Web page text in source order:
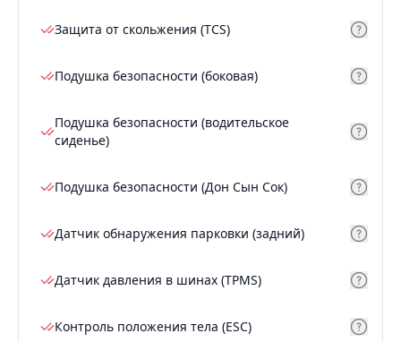
Защита от скольжения (TCS)
Подушка безопасности (боковая)
Подушка безопасности (водительское
сиденье)
Подушка безопасности (Дон Сын Сок)
Датчик обнаружения парковки (задний)
Датчик давления в шинах (TPMS)
Контроль положения тела (ESC)